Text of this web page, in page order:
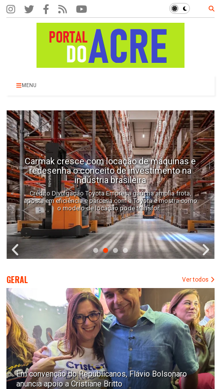
MENU
Produtos com Denominação de Origem
agregam valor e ampliam experiências
gastronômicas
Certificação reconhece alimentos e bebidas ligados ao
território de origem, fortalece produtores e cria
oportunidades para bares e restaurantes ...
GERAL Ver todos
Em convenção do Republicanos, Flávio Bolsonaro
anuncia apoio a Cristiane Britto